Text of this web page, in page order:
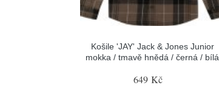
Košile 'JAY' Jack & Jones Junior
mokka / tmavě hnědá / černá / bílá
649 Kč